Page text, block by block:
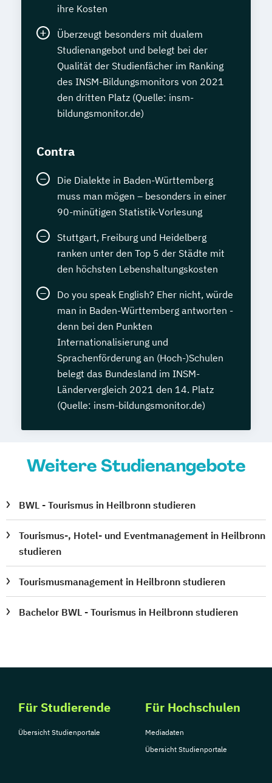
ihre Kosten
Überzeugt besonders mit dualem
Studienangebot und belegt bei der
Qualität der Studienfächer im Ranking
des INSM-Bildungsmonitors von 2021
den dritten Platz (Quelle: insm-
bildungsmonitor.de)
Contra
Die Dialekte in Baden-Württemberg
muss man mögen – besonders in einer
90-minütigen Statistik-Vorlesung
Stuttgart, Freiburg und Heidelberg
ranken unter den Top 5 der Städte mit
den höchsten Lebenshaltungskosten
Do you speak English? Eher nicht, würde
man in Baden-Württemberg antworten -
denn bei den Punkten
Internationalisierung und
Sprachenförderung an (Hoch-)Schulen
belegt das Bundesland im INSM-
Ländervergleich 2021 den 14. Platz
(Quelle: insm-bildungsmonitor.de)
Weitere Studienangebote
BWL - Tourismus in Heilbronn studieren
Tourismus-, Hotel- und Eventmanagement in Heilbronn
studieren
Tourismusmanagement in Heilbronn studieren
Bachelor BWL - Tourismus in Heilbronn studieren
Für Studierende
Übersicht Studienportale
Für Hochschulen
Mediadaten
Übersicht Studienportale